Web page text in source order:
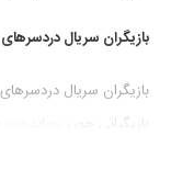
بازیگران سریال
بازیگران سریال
بازیگرانی چون
پوراندخت